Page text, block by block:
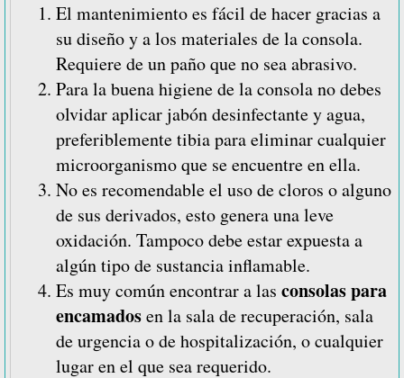
El mantenimiento es fácil de hacer gracias a
su diseño y a los materiales de la consola.
Requiere de un paño que no sea abrasivo.
Para la buena higiene de la consola no debes
olvidar aplicar jabón desinfectante y agua,
preferiblemente tibia para eliminar cualquier
microorganismo que se encuentre en ella.
No es recomendable el uso de cloros o alguno
de sus derivados, esto genera una leve
oxidación. Tampoco debe estar expuesta a
algún tipo de sustancia inflamable.
Es muy común encontrar a las consolas para
encamadosen la sala de recuperación, sala
de urgencia o de hospitalización, o cualquier
lugar en el que sea requerido.